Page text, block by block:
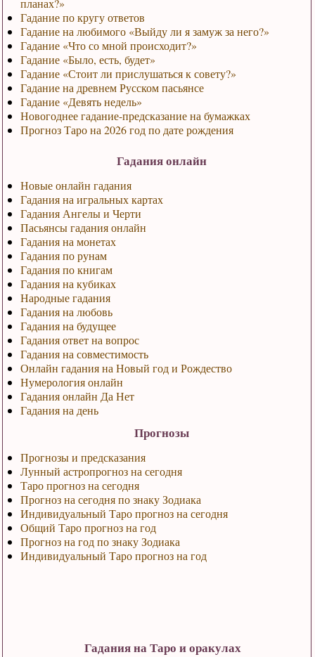
Гадание по кругу ответов
Гадание на любимого «Выйду ли я замуж за него?»
Гадание «Что со мной происходит?»
Гадание «Было, есть, будет»
Гадание «Стоит ли прислушаться к совету?»
Гадание на древнем Русском пасьянсе
Гадание «Девять недель»
Новогоднее гадание-предсказание на бумажках
Прогноз Таро на 2026 год по дате рождения
Гадания онлайн
Новые онлайн гадания
Гадания на игральных картах
Гадания Ангелы и Черти
Пасьянсы гадания онлайн
Гадания на монетах
Гадания по рунам
Гадания по книгам
Гадания на кубиках
Народные гадания
Гадания на любовь
Гадания на будущее
Гадания ответ на вопрос
Гадания на совместимость
Онлайн гадания на Новый год и Рождество
Нумерология онлайн
Гадания онлайн Да Нет
Гадания на день
Прогнозы
Прогнозы и предсказания
Лунный астропрогноз на сегодня
Таро прогноз на сегодня
Прогноз на сегодня по знаку Зодиака
Индивидуальный Таро прогноз на сегодня
Общий Таро прогноз на год
Прогноз на год по знаку Зодиака
Индивидуальный Таро прогноз на год
Гадания на Таро и оракулах